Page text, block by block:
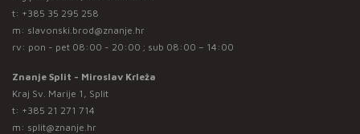
t: +385 35 295 258
m: slavonski.brod@znanje.hr
rv: pon - pet 08:00 - 20:00 ; sub 08:00 – 14:00
Znanje Split - Miroslav Krleža
Kraj Sv. Marije 1, Split
t: +385 21 271 714
m: split@znanje.hr